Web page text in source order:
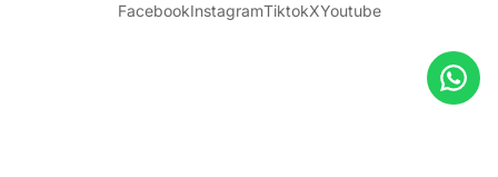
FacebookInstagramTiktokXYoutube